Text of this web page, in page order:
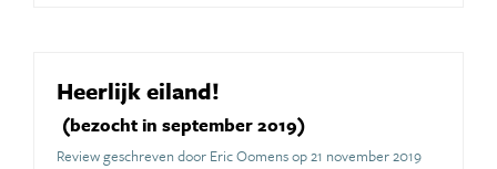
Heerlijk eiland!
(bezocht in september 2019)
Review geschreven door Eric Oomens op 21 november 2019